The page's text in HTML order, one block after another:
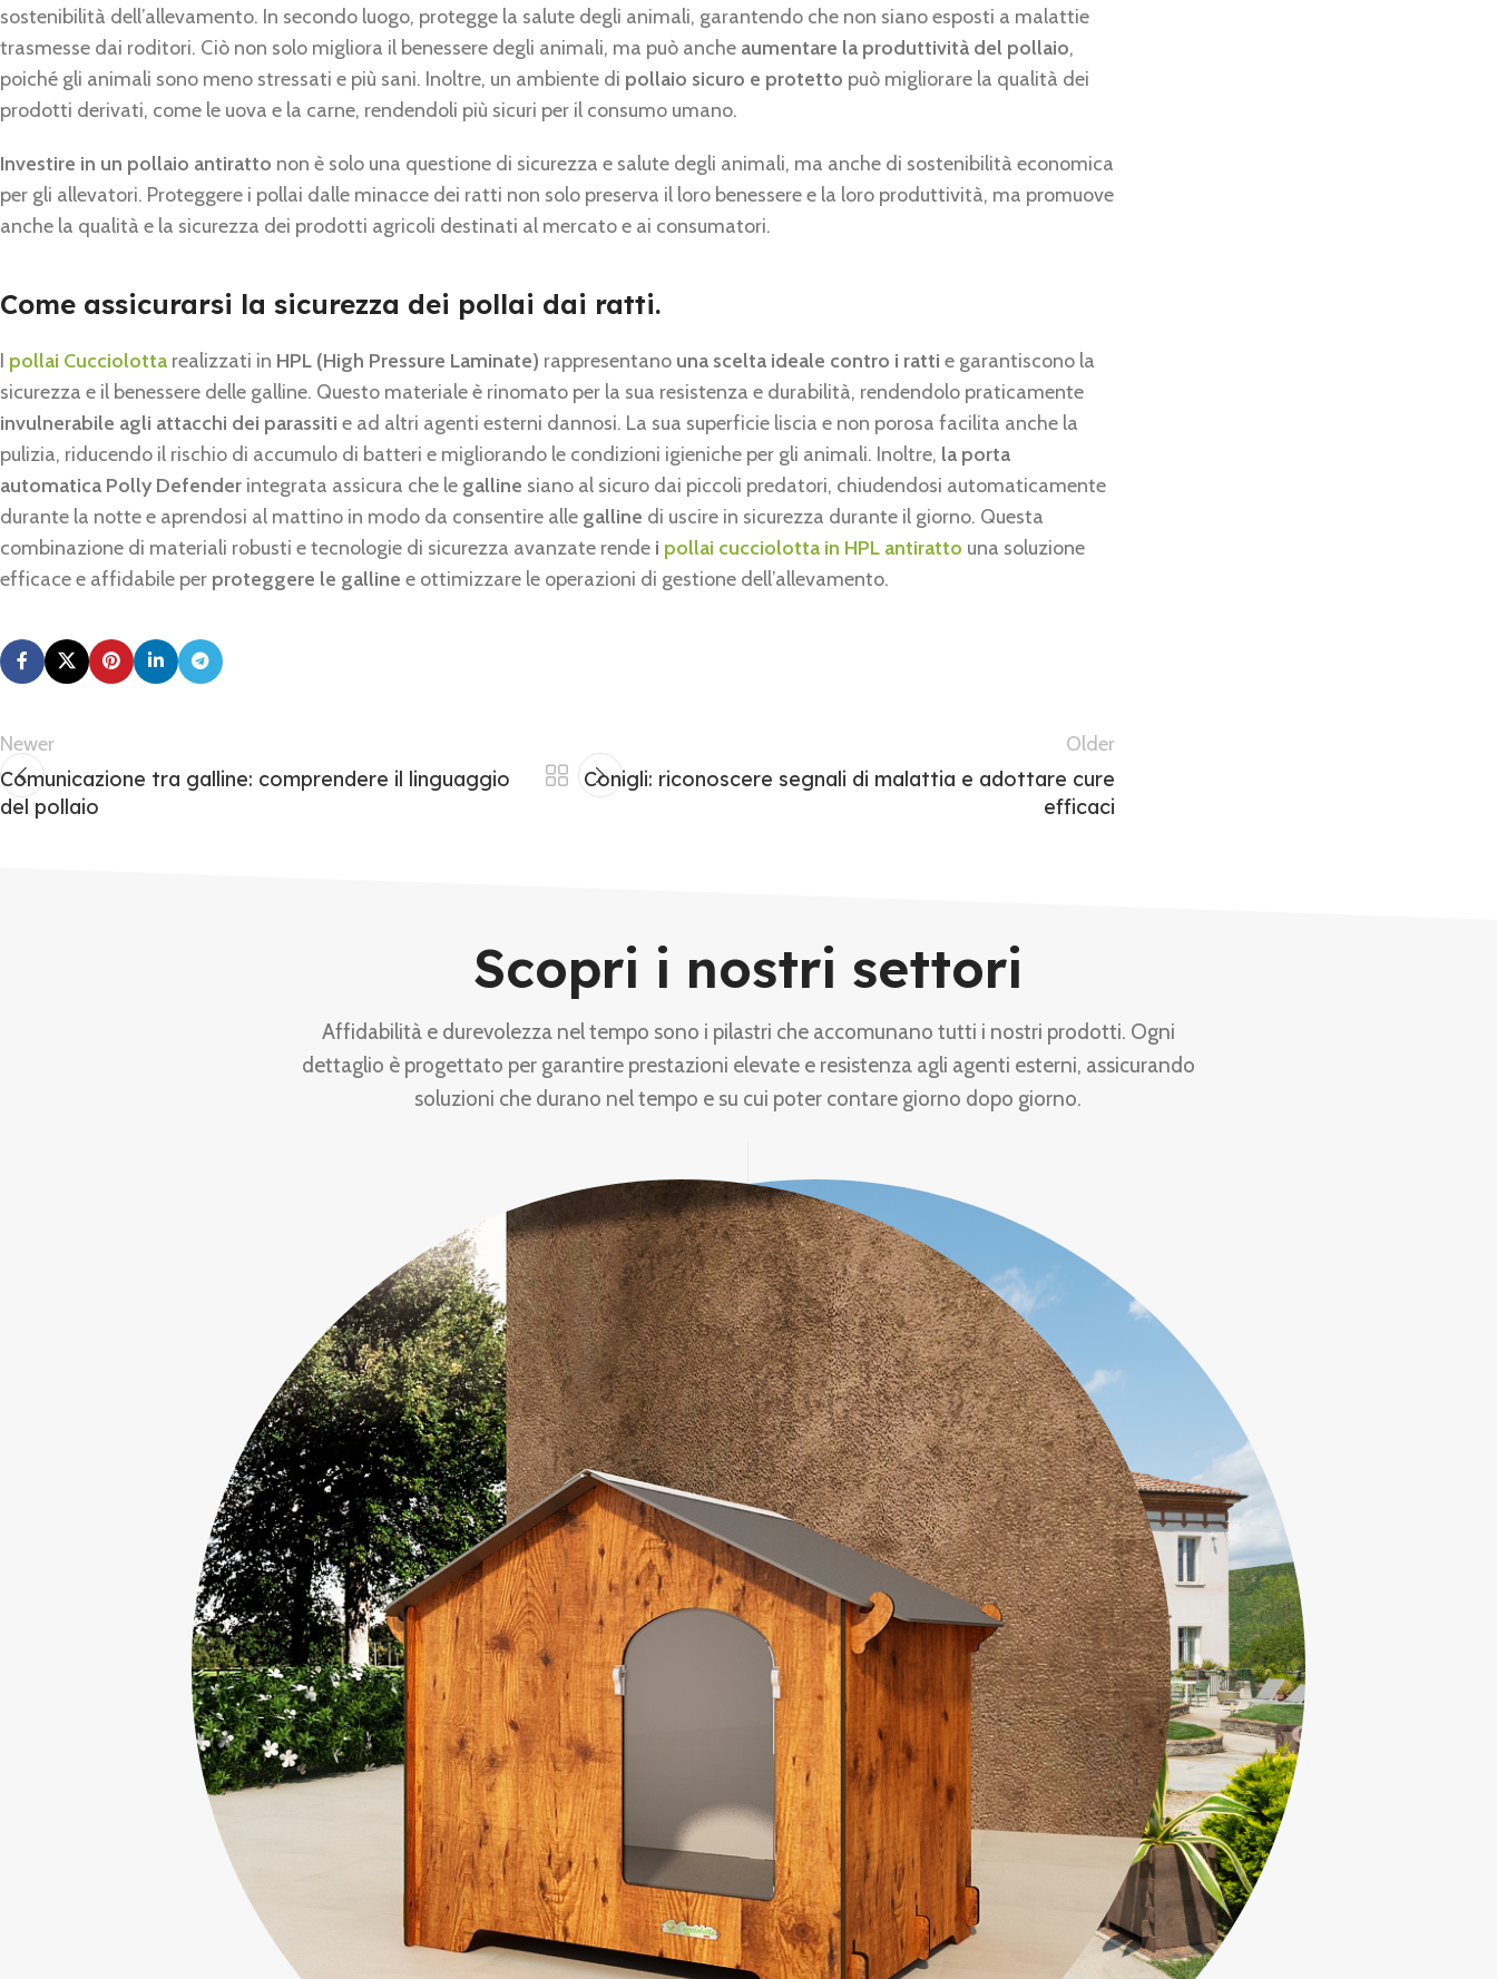
sostenibilità dell’allevamento. In secondo luogo, protegge la salute degli animali, garantendo che non siano esposti a malattie
trasmesse dai roditori. Ciò non solo migliora il benessere degli animali, ma può anche aumentare la produttività del pollaio,
poiché gli animali sono meno stressati e più sani. Inoltre, un ambiente di pollaio sicuro e protetto può migliorare la qualità dei
prodotti derivati, come le uova e la carne, rendendoli più sicuri per il consumo umano.
Investire in un pollaio antiratto non è solo una questione di sicurezza e salute degli animali, ma anche di sostenibilità economica
per gli allevatori. Proteggere i pollai dalle minacce dei ratti non solo preserva il loro benessere e la loro produttività, ma promuove
anche la qualità e la sicurezza dei prodotti agricoli destinati al mercato e ai consumatori.
Come assicurarsi la sicurezza dei pollai dai ratti.
I pollai Cucciolotta realizzati in HPL (High Pressure Laminate) rappresentano una scelta ideale contro i ratti e garantiscono la
sicurezza e il benessere delle galline. Questo materiale è rinomato per la sua resistenza e durabilità, rendendolo praticamente
invulnerabile agli attacchi dei parassiti e ad altri agenti esterni dannosi. La sua superficie liscia e non porosa facilita anche la
pulizia, riducendo il rischio di accumulo di batteri e migliorando le condizioni igieniche per gli animali. Inoltre, la porta
automatica Polly Defender integrata assicura che le galline siano al sicuro dai piccoli predatori, chiudendosi automaticamente
durante la notte e aprendosi al mattino in modo da consentire alle galline di uscire in sicurezza durante il giorno. Questa
combinazione di materiali robusti e tecnologie di sicurezza avanzate rende i pollai cucciolotta in HPL antiratto una soluzione
efficace e affidabile per proteggere le galline e ottimizzare le operazioni di gestione dell’allevamento.
Newer
Comunicazione tra galline: comprendere il linguaggio
del pollaio
Older
Conigli: riconoscere segnali di malattia e adottare cure
efficaci
Scopri i nostri settori
Affidabilità e durevolezza nel tempo sono i pilastri che accomunano tutti i nostri prodotti. Ogni
dettaglio è progettato per garantire prestazioni elevate e resistenza agli agenti esterni, assicurando
soluzioni che durano nel tempo e su cui poter contare giorno dopo giorno.